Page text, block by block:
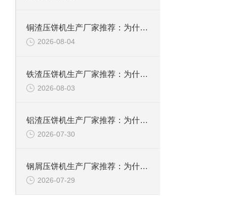
铜渣压饼机生产厂家推荐：为什么恩派特成为众多企业的信赖？
2026-08-04
铁渣压饼机生产厂家推荐：为什么恩派特成为众多企业的优选？
2026-08-03
铝渣压饼机生产厂家推荐：为什么恩派特是值得信赖的选择？
2026-07-30
钢屑压饼机生产厂家推荐：为什么恩派特是您值得信赖的选择？
2026-07-29